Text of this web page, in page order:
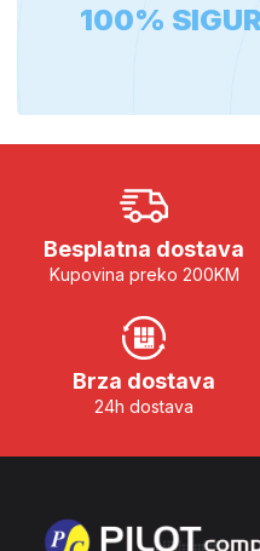
100%
Besplatna dostava
Kupovina preko 200KM
Brza dostava
24h dostava